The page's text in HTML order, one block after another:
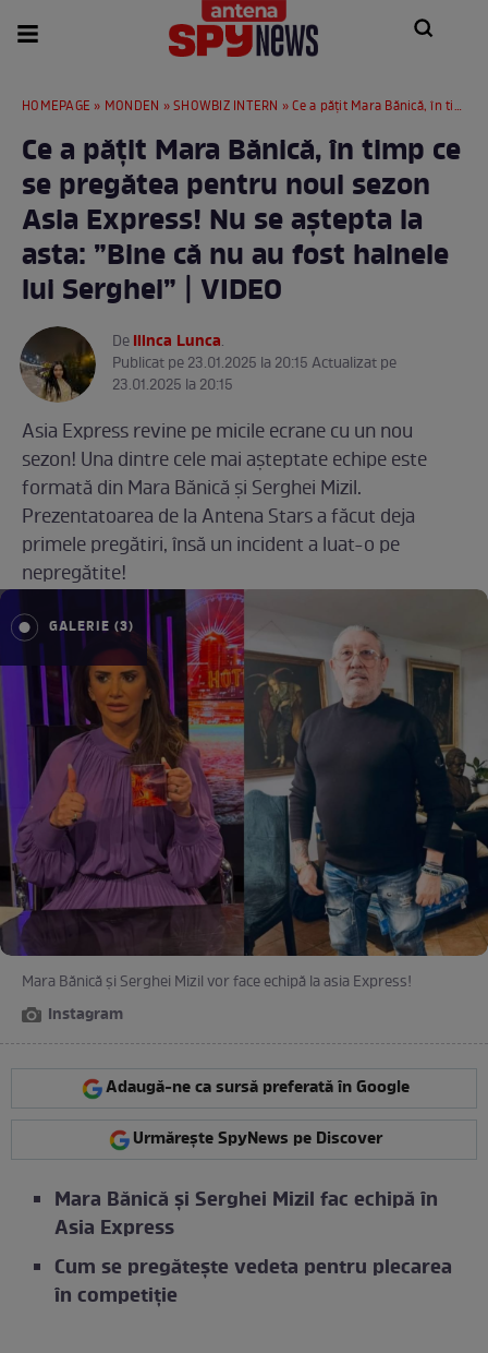
HOMEPAGE » MONDEN »SHOWBIZ INTERN » Ce a pățit Mara Bănică, în timp ce se pregătea pentru noul sezon Asia Express! Nu se aștepta la asta: ”Bine că nu au fost hainele lui Serghei” | VIDEO
Ce a pățit Mara Bănică, în timp ce
se pregătea pentru noul sezon
Asia Express! Nu se aștepta la
asta: ”Bine că nu au fost hainele
lui Serghei” | VIDEO
DeIlinca Lunca.
Publicat pe 23.01.2025 la 20:15 Actualizat pe
23.01.2025 la 20:15
Asia Express revine pe micile ecrane cu un nou
sezon! Una dintre cele mai așteptate echipe este
formată din Mara Bănică și Serghei Mizil.
Prezentatoarea de la Antena Stars a făcut deja
primele pregătiri, însă un incident a luat-o pe
nepregătite!
GALERIE (3)
Mara Bănică și Serghei Mizil vor face echipă la asia Express!
Instagram
Adaugă-ne ca sursă preferată în Google
Urmărește SpyNews pe Discover
Mara Bănică și Serghei Mizil fac echipă în
Asia Express
Cum se pregătește vedeta pentru plecarea
în competiție